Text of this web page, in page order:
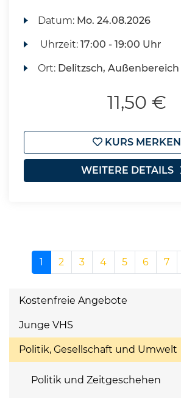
Datum: Mo. 24.08.2026
Uhrzeit:17:00 - 19:00 Uhr
Ort: Delitzsch, Außenbereich
11,50 €
KURS MERKEN
WEITERE DETAILS
1 2 3 4 5 6 7
Kostenfreie Angebote
Junge VHS
Politik, Gesellschaft und Umwelt
Politik und Zeitgeschehen